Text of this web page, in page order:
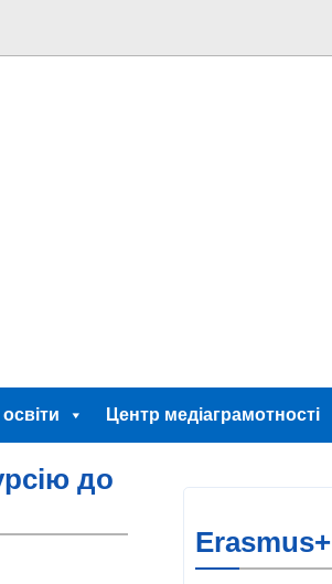
Центр медіаграмотності
до
Erasmus+